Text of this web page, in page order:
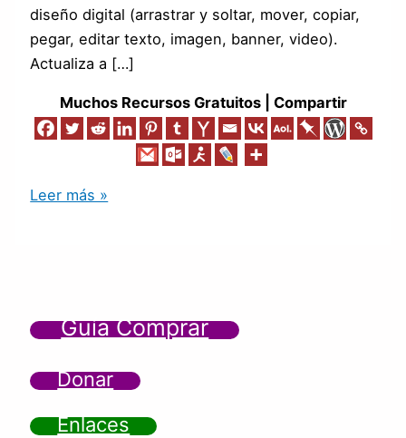
diseño digital (arrastrar y soltar, mover, copiar,
pegar, editar texto, imagen, banner, video).
Actualiza a […]
Muchos Recursos Gratuitos | Compartir
Leer más »
Guía Comprar
Donar
Enlaces